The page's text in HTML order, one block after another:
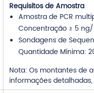
Requisitos de Amostra
Amostra de PCR
Concentração ≥ 5
Sondagens de
Quantidade Mínima:
Nota: Os montantes de
informações